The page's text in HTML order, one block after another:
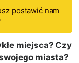
postawić nam
miejsca? Czy
miasta?